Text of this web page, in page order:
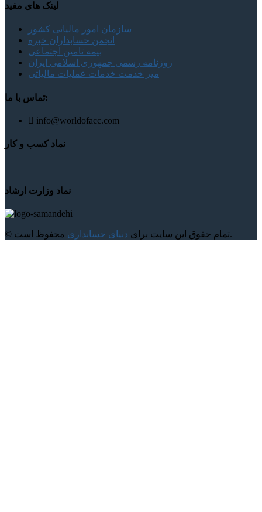
لینک های مفید
سازمان امور مالیاتی کشور
انجمن حسابداران خبره
بیمه تامین اجتماعی
روزنامه رسمی جمهوری اسلامی ایران
میز خدمت خدمات عملیات مالیاتی
تماس با ما:
info@worldofacc.com
نماد کسب و کار
نماد وزارت ارشاد
© تمام حقوق این سایت برای دنیای حسابداری محفوظ است.